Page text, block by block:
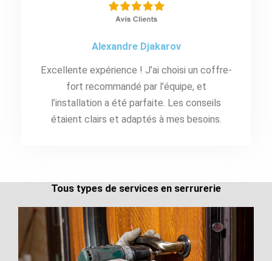
Alexandre Djakarov
Excellente expérience ! J’ai choisi un coffre-
fort recommandé par l’équipe, et
l’installation a été parfaite. Les conseils
étaient clairs et adaptés à mes besoins.
Tous types de services en serrurerie